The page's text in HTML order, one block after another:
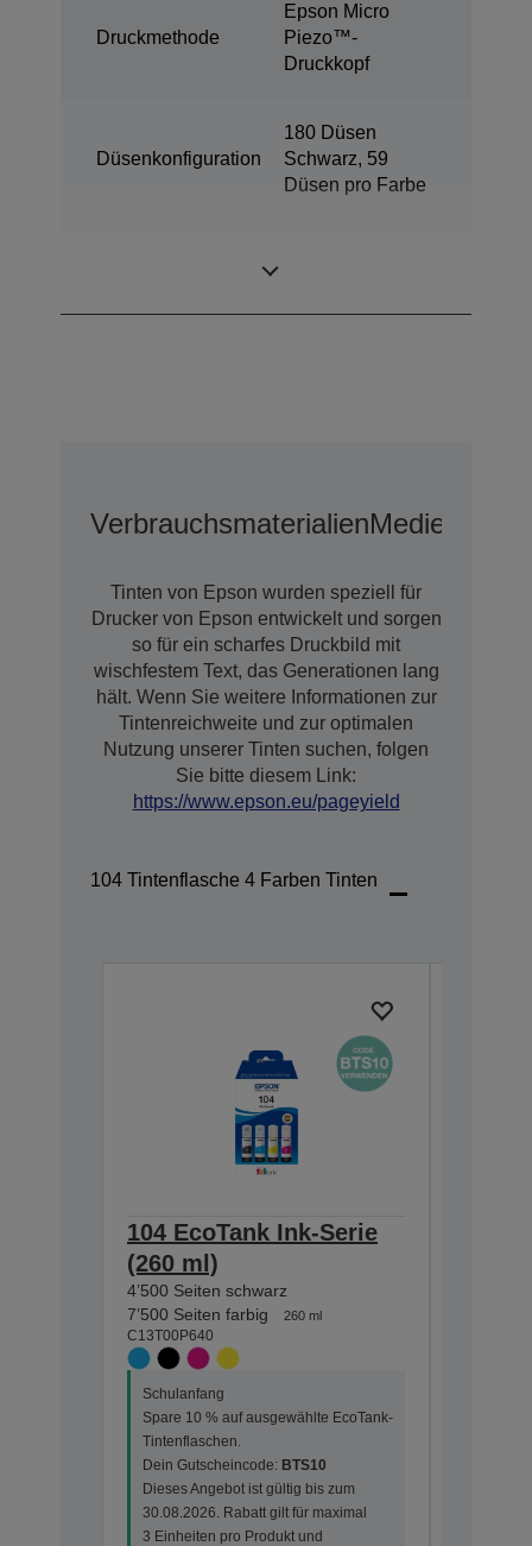
Druckmethode
Epson Micro
Piezo™-
Druckkopf
Düsenkonfiguration
180 Düsen
Schwarz, 59
Düsen pro Farbe
VerbrauchsmaterialienMedien
Tinten von Epson wurden speziell für
Drucker von Epson entwickelt und sorgen
so für ein scharfes Druckbild mit
wischfestem Text, das Generationen lang
hält. Wenn Sie weitere Informationen zur
Tintenreichweite und zur optimalen
Nutzung unserer Tinten suchen, folgen
Sie bitte diesem Link:
https://www.epson.eu/pageyield
104 Tintenflasche 4 Farben Tinten
104 EcoTank Ink-Serie
(260 ml)
4’500 Seiten schwarz
7’500 Seiten farbig
260 ml
C13T00P640
Schulanfang
Spare 10 % auf ausgewählte EcoTank-
Tintenflaschen.
Dein Gutscheincode: BTS10
Dieses Angebot ist gültig bis zum
30.08.2026. Rabatt gilt für maximal
3 Einheiten pro Produkt und